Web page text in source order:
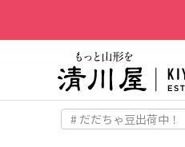
# だだちゃ豆出荷中！